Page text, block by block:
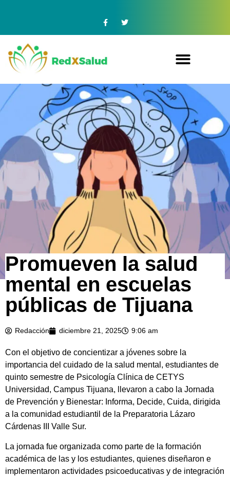
Promueven la salud
mental en escuelas
públicas de Tijuana
Redacción diciembre 21, 2025 9:06 am
Con el objetivo de concientizar a jóvenes sobre la
importancia del cuidado de la salud mental, estudiantes de
quinto semestre de Psicología Clínica de CETYS
Universidad, Campus Tijuana, llevaron a cabo la Jornada
de Prevención y Bienestar: Informa, Decide, Cuida, dirigida
a la comunidad estudiantil de la Preparatoria Lázaro
Cárdenas III Valle Sur.
La jornada fue organizada como parte de la formación
académica de las y los estudiantes, quienes diseñaron e
implementaron actividades psicoeducativas y de integración